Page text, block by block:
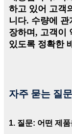
하고 있어 고객
니다. 수량에
장하며, 고객이
있도록 정확한
자주 묻는 질문
1. 질문: 어떤 제